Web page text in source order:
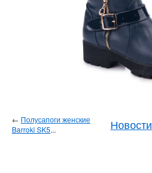
← Полусапоги женские
Barroki SK5... Новости